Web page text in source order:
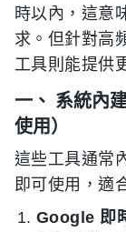
時以內，這意
求。但針對高
工具則能提供
一、 系統內
使用）
這些工具通常
即可使用，適
Google 即